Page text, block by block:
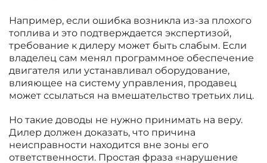
Например, если ошибка возникла из-за плохого
топлива и это подтверждается экспертизой,
требование к дилеру может быть слабым. Если
владелец сам менял программное обеспечение
двигателя или устанавливал оборудование,
влияющее на систему управления, продавец
может ссылаться на вмешательство третьих лиц.
Но такие доводы не нужно принимать на веру.
Дилер должен доказать, что причина
неисправности находится вне зоны его
ответственности. Простая фраза «нарушение